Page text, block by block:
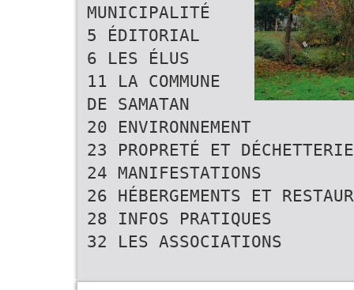
MUNICIPALITÉ
5 ÉDITORIAL
6 LES ÉLUS
11 LA COMMUNE
DE SAMATAN
20 ENVIRONNEMENT
23 PROPRETÉ ET DÉCHETTERIE
24 MANIFESTATIONS
26 HÉBERGEMENTS ET
28 INFOS PRATIQUES
32 LES ASSOCIATIONS